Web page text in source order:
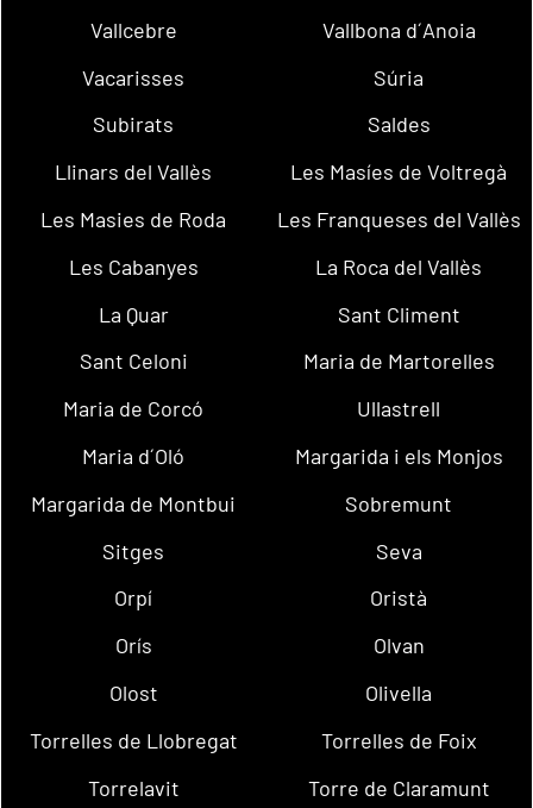
Vallcebre
Vallbona d´Anoia
Vacarisses
Súria
Subirats
Saldes
Llinars del Vallès
Les Masíes de Voltregà
Les Masies de Roda
Les Franqueses del Vallès
Les Cabanyes
La Roca del Vallès
La Quar
Sant Climent
Sant Celoni
Maria de Martorelles
Maria de Corcó
Ullastrell
Maria d´Oló
Margarida i els Monjos
Margarida de Montbui
Sobremunt
Sitges
Seva
Orpí
Oristà
Orís
Olvan
Olost
Olivella
Torrelles de Llobregat
Torrelles de Foix
Torrelavit
Torre de Claramunt